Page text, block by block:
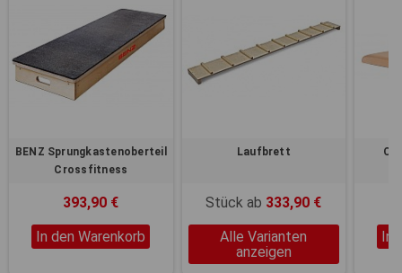
BENZ Sprungkastenoberteil
Crossfitness
393,90 €
In den Warenkorb
Laufbrett
Stück ab 333,90 €
Alle Varianten
anzeigen
In